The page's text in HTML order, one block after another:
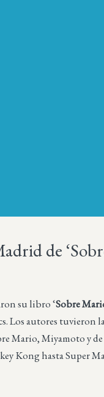
de
su libro ‘Sobre
Los autores tuvieron
Mario, Miyamoto y
Kong hasta Super